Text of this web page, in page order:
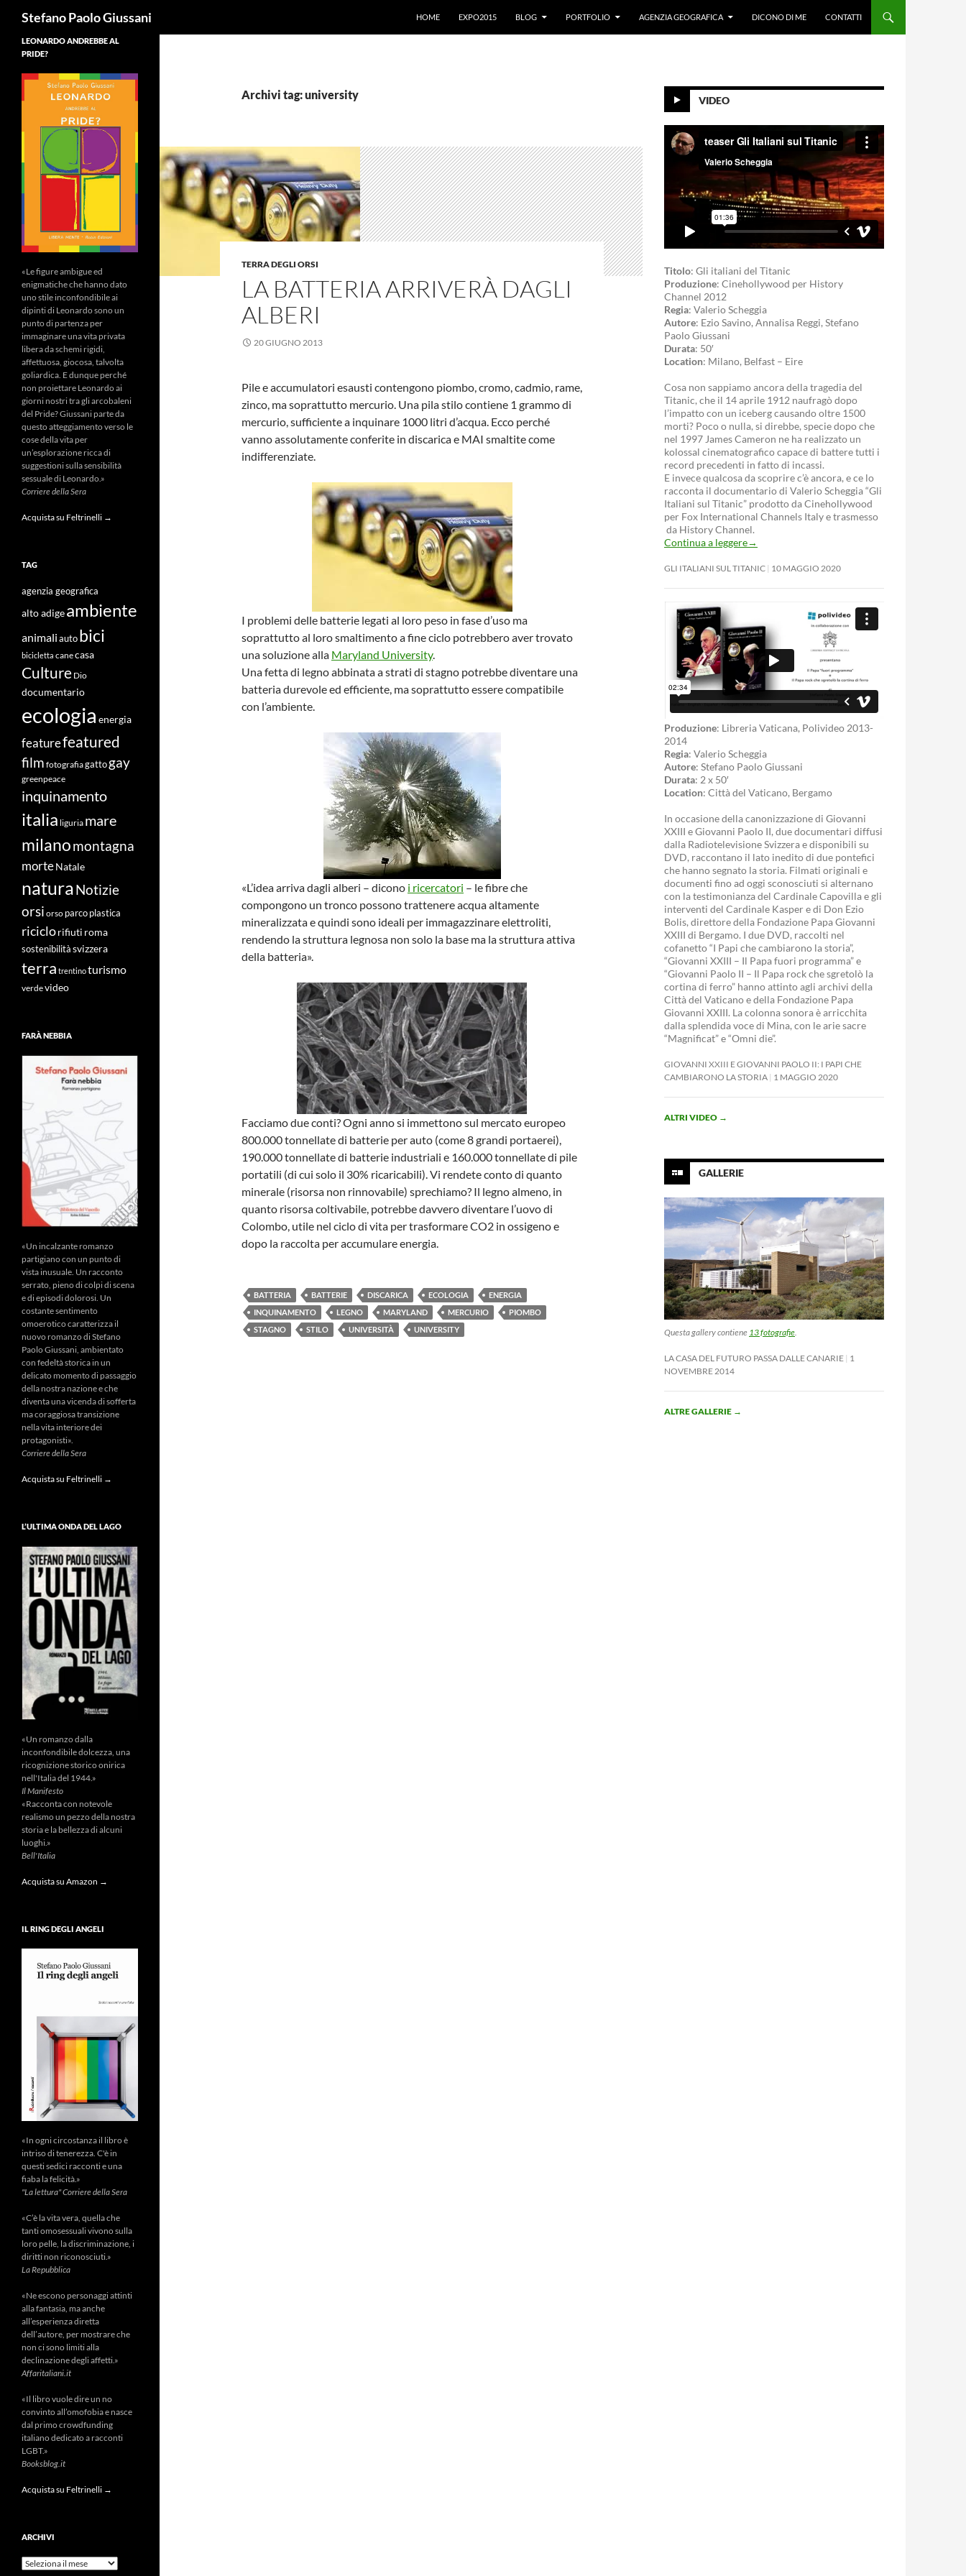
Stefano Paolo Giussani
HOME
EXPO2015 BLOG PORTFOLIO AGENZIA GEOGRAFICA DICONO DI ME CONTATTI
Archivi tag: university
TERRA DEGLI ORSI
LA BATTERIA ARRIVERÀ DAGLI
ALBERI
20 GIUGNO 2013
Pile e accumulatori esausti contengono piombo, cromo, cadmio, rame,
zinco, ma soprattutto mercurio. Una pila stilo contiene 1 grammo di
mercurio, sufficiente a inquinare 1000 litri d’acqua. Ecco perché
vanno assolutamente conferite in discarica e MAI smaltite come
indifferenziate.
I problemi delle batterie legati al loro peso in fase d’uso ma
soprattutto al loro smaltimento a fine ciclo potrebbero aver trovato
una soluzione alla Maryland University.
Una fetta di legno abbinata a strati di stagno potrebbe diventare una
batteria durevole ed efficiente, ma soprattutto essere compatibile
con l’ambiente.
«L’idea arriva dagli alberi – dicono i ricercatori – le fibre che
compongono un tronco possono trattenere acqua altamente
mineralizzata e quindi sono ideali per immagazzinare elettroliti,
rendendo la struttura legnosa non solo la base ma la struttura attiva
della batteria».
Facciamo due conti? Ogni anno si immettono sul mercato europeo
800.000 tonnellate di batterie per auto (come 8 grandi portaerei),
190.000 tonnellate di batterie industriali e 160.000 tonnellate di pile
portatili (di cui solo il 30% ricaricabili). Vi rendete conto di quanto
minerale (risorsa non rinnovabile) sprechiamo? Il legno almeno, in
quanto risorsa coltivabile, potrebbe davvero diventare l’uovo di
Colombo, utile nel ciclo di vita per trasformare CO2 in ossigeno e
dopo la raccolta per accumulare energia.
BATTERIA BATTERIE DISCARICA ECOLOGIA
ENERGIA
INQUINAMENTO
LEGNO MARYLAND MERCURIO
PIOMBO
STAGNO
STILO UNIVERSITÀ UNIVERSITY
VIDEO
Titolo: Gli italiani del Titanic
Produzione: Cinehollywood per History
Channel 2012
Regia: Valerio Scheggia
Autore: Ezio Savino, Annalisa Reggi, Stefano
Paolo Giussani
Durata: 50′
Location: Milano, Belfast – Eire
Cosa non sappiamo ancora della tragedia del
Titanic, che il 14 aprile 1912 naufragò dopo
l’impatto con un iceberg causando oltre 1500
morti? Poco o nulla, si direbbe, specie dopo che
nel 1997 James Cameron ne ha realizzato un
kolossal cinematografico capace di battere tutti i
record precedenti in fatto di incassi.
E invece qualcosa da scoprire c’è ancora, e ce lo
racconta il documentario di Valerio Scheggia “Gli
Italiani sul Titanic” prodotto da Cinehollywood
per Fox International Channels Italy e trasmesso
da History Channel.
Continua a leggere→
GLI ITALIANI SUL TITANIC 10 MAGGIO 2020
Produzione: Libreria Vaticana, Polivideo 2013-
2014
Regia: Valerio Scheggia
Autore: Stefano Paolo Giussani
Durata: 2 x 50′
Location: Città del Vaticano, Bergamo
In occasione della canonizzazione di Giovanni
XXIII e Giovanni Paolo II, due documentari diffusi
dalla Radiotelevisione Svizzera e disponibili su
DVD, raccontano il lato inedito di due pontefici
che hanno segnato la storia. Filmati originali e
documenti fino ad oggi sconosciuti si alternano
con la testimonianza del Cardinale Capovilla e gli
interventi del Cardinale Kasper e di Don Ezio
Bolis, direttore della Fondazione Papa Giovanni
XXIII di Bergamo. I due DVD, raccolti nel
cofanetto “I Papi che cambiarono la storia”,
“Giovanni XXIII – Il Papa fuori programma” e
“Giovanni Paolo II – Il Papa rock che sgretolò la
cortina di ferro” hanno attinto agli archivi della
Città del Vaticano e della Fondazione Papa
Giovanni XXIII. La colonna sonora è arricchita
dalla splendida voce di Mina, con le arie sacre
“Magnificat” e “Omni die”.
GIOVANNI XXIII E GIOVANNI PAOLO II: I PAPI CHE
CAMBIARONO LA STORIA 1 MAGGIO 2020
ALTRI VIDEO →
GALLERIE
Questa gallery contiene 13 fotografie.
LA CASA DEL FUTURO PASSA DALLE CANARIE 1
NOVEMBRE 2014
ALTRE GALLERIE →
LEONARDO ANDREBBE AL
PRIDE?
«Le figure ambigue ed
enigmatiche che hanno dato
uno stile inconfondibile ai
dipinti di Leonardo sono un
punto di partenza per
immaginare una vita privata
libera da schemi rigidi,
affettuosa, giocosa, talvolta
goliardica. E dunque perché
non proiettare Leonardo ai
giorni nostri tra gli arcobaleni
del Pride? Giussani parte da
questo atteggiamento verso le
cose della vita per
un’esplorazione ricca di
suggestioni sulla sensibilità
sessuale di Leonardo.»
Corriere della Sera
Acquista su Feltrinelli →
TAG
agenzia geografica
alto adigeambiente
animali auto bici
bicicletta canecasa
Culture Dio
documentario
ecologia energia
featurefeatured
film fotografiagatto gay
greenpeace
inquinamento
italia liguria mare
milanomontagna
morteNatale
naturaNotizie
orsi orso parco plastica
riciclorifiuti roma
sostenibilità svizzera
terra trentinoturismo
verdevideo
FARÀ NEBBIA
«Un incalzante romanzo
partigiano con un punto di
vista inusuale. Un racconto
serrato, pieno di colpi di scena
e di episodi dolorosi. Un
costante sentimento
omoerotico caratterizza il
nuovo romanzo di Stefano
Paolo Giussani, ambientato
con fedeltà storica in un
delicato momento di passaggio
della nostra nazione e che
diventa una vicenda di sofferta
ma coraggiosa transizione
nella vita interiore dei
protagonisti».
Corriere della Sera
Acquista su Feltrinelli →
L’ULTIMA ONDA DEL LAGO
«Un romanzo dalla
inconfondibile dolcezza, una
ricognizione storico onirica
nell'Italia del 1944.»
Il Manifesto
«Racconta con notevole
realismo un pezzo della nostra
storia e la bellezza di alcuni
luoghi.»
Bell'Italia
Acquista su Amazon →
IL RING DEGLI ANGELI
«In ogni circostanza il libro è
intriso di tenerezza. C'è in
questi sedici racconti e una
fiaba la felicità.»
"La lettura" Corriere della Sera
«C’è la vita vera, quella che
tanti omosessuali vivono sulla
loro pelle, la discriminazione, i
diritti non riconosciuti.»
La Repubblica
«Ne escono personaggi attinti
alla fantasia, ma anche
all’esperienza diretta
dell’autore, per mostrare che
non ci sono limiti alla
declinazione degli affetti.»
Affaritaliani.it
«Il libro vuole dire un no
convinto all’omofobia e nasce
dal primo crowdfunding
italiano dedicato a racconti
LGBT.»
Booksblog.it
Acquista su Feltrinelli →
ARCHIVI
Archivi